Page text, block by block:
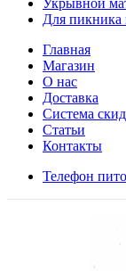
Укрывной
Для пикника
Главная
Магазин
О нас
Доставка
Система
Статьи
Контакты
Телефон